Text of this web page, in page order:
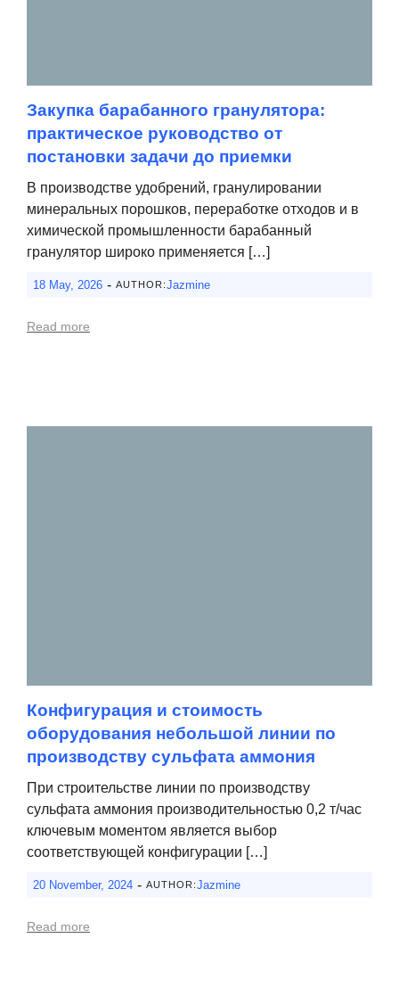
Закупка барабанного гранулятора:
практическое руководство от
постановки задачи до приемки
В производстве удобрений, гранулировании
минеральных порошков, переработке отходов и в
химической промышленности барабанный
гранулятор широко применяется […]
18 May, 2026 - AUTHOR:Jazmine
Read more
Конфигурация и стоимость
оборудования небольшой линии по
производству сульфата аммония
При строительстве линии по производству
сульфата аммония производительностью 0,2 т/час
ключевым моментом является выбор
соответствующей конфигурации […]
20 November, 2024 - AUTHOR:Jazmine
Read more